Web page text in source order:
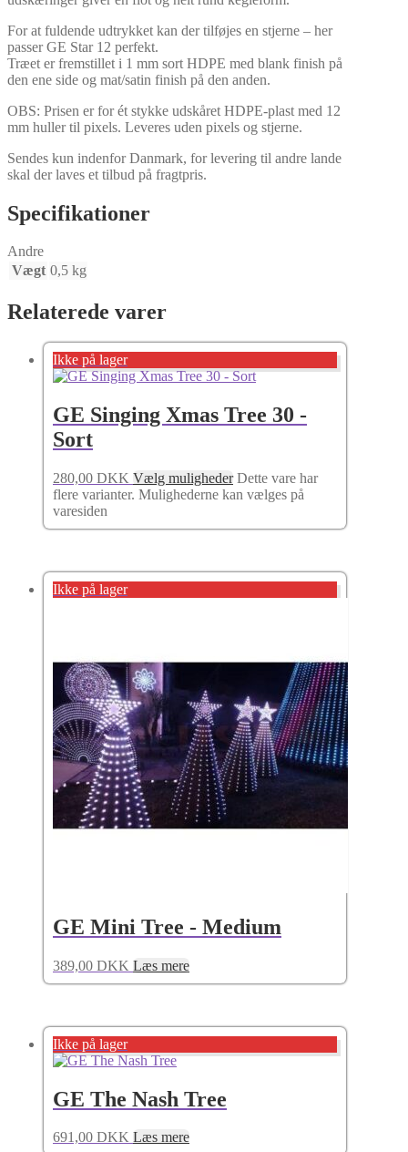
For at fuldende udtrykket kan der tilføjes en stjerne – her
passer GE Star 12 perfekt.
Træet er fremstillet i 1 mm sort HDPE med blank finish på
den ene side og mat/satin finish på den anden.
OBS: Prisen er for ét stykke udskåret HDPE-plast med 12
mm huller til pixels. Leveres uden pixels og stjerne.
Sendes kun indenfor Danmark, for levering til andre lande
skal der laves et tilbud på fragtpris.
Specifikationer
Andre
Vægt 0,5 kg
Relaterede varer
Ikke på lager
GE Singing Xmas Tree 30 -
Sort
280,00 DKK Vælg muligheder Dette vare har
flere varianter. Mulighederne kan vælges på
varesiden
Ikke på lager
GE Mini Tree - Medium
389,00 DKK Læs mere
Ikke på lager
GE The Nash Tree
691,00 DKK Læs mere